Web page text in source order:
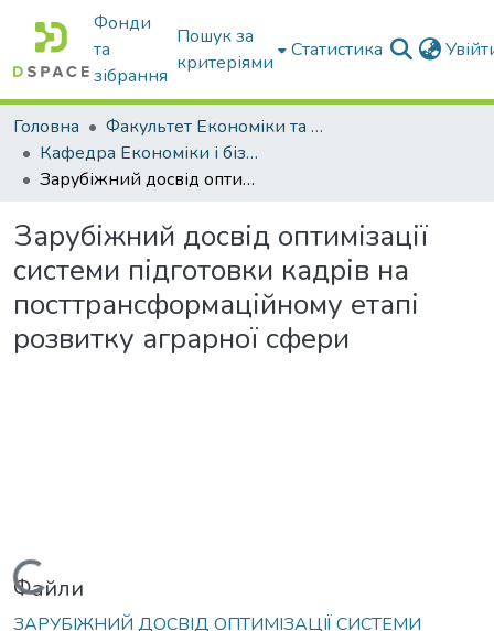
Фонди
та
зібрання
Пошук за
критеріями
Статистика
Головна
Факультет Економіки та бізнесу
Кафедра Економіки і бізнесу
Зарубіжний досвід оптимізації системи підготовки кадрів на посттрансформаційному етапі розвитку аграрної сфери
Зарубіжний досвід оптимізації
системи підготовки кадрів на
посттрансформаційному етапі
розвитку аграрної сфери
Вантажиться...
Файли
ЗАРУБІЖНИЙ ДОСВІД ОПТИМІЗАЦІЇ СИСТЕМИ